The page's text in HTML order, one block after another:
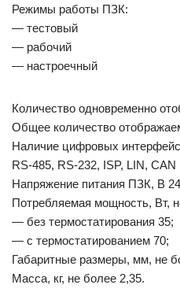
Режимы работы ПЗК:
— тестовый
— рабочий
— настроечный
Количество одновременно
Общее количество
Наличие цифровых
RS-485, RS-232, ISP, LIN, CAN
Напряжение питания ПЗК, В
Потребляемая мощность, Вт,
— без термостатирования 35;
— с термостатированием 70;
Габаритные размеры, мм, не
Масса, кг, не более 2,35.